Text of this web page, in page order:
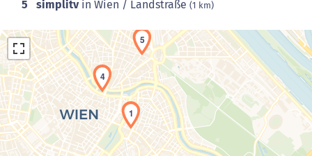
5 simplitvin Wien / Landstraße (1 km)
Laden der Karte...
1
4
5